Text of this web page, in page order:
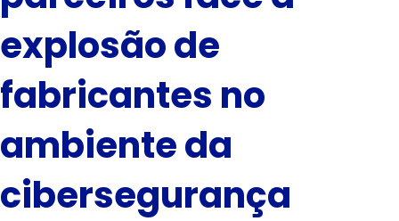
explosão de
fabricantes no
ambiente da
cibersegurança